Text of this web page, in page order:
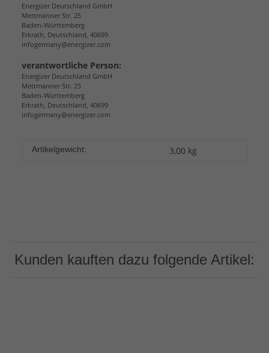
Energizer Deutschland GmbH
Mettmanner Str. 25
Baden-Württemberg
Erkrath, Deutschland, 40699
infogermany@energizer.com
verantwortliche Person:
Energizer Deutschland GmbH
Mettmanner Str. 25
Baden-Württemberg
Erkrath, Deutschland, 40699
infogermany@energizer.com
Artikelgewicht: 3,00 kg
Kunden kauften dazu folgende Artikel: